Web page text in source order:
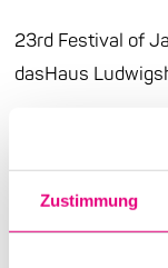
Zustimmung
23rd Festival of
dasHaus
Start:July